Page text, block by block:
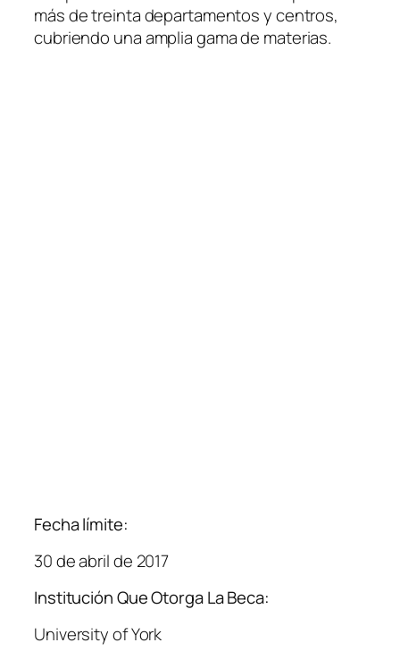
más de treinta departamentos y centros,
cubriendo una amplia gama de materias.
Fecha límite:
30 de abril de 2017
Institución Que Otorga La Beca:
University of York